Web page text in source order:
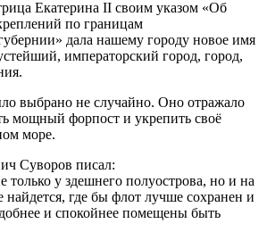
Екатерина II своим указом «Об
по границам
дала нашему городу новое имя
императорский город, город,
выбрано не случайно. Оно отражало
мощный форпост и укрепить своё
море.
Суворов писал:
только у здешнего полуострова, но и на
где бы флот лучше сохранен и
и спокойнее помещены быть